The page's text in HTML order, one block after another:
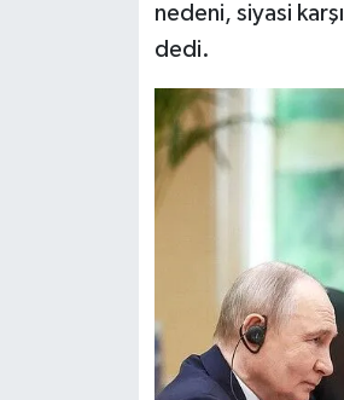
nedeni, siyasi
dedi.
Televizyon
Yaşam-Çevre